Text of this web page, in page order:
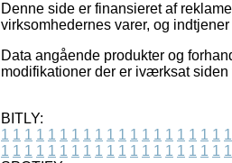
Denne side er finansieret af
virksomhedernes varer, og
Data angående produkter og
modifikationer der er iværksat
BITLY:
1 1 1 1 1 1 1 1 1 1 1 1 1 1 1 1 1 1 1 1
1 1 1 1 1 1 1 1 1 1 1 1 1 1 1 1 1 1 1 1